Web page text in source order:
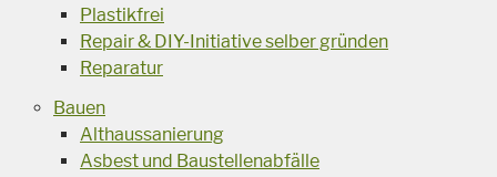
Plastikfrei
Repair & DIY-Initiative selber gründen
Reparatur
Bauen
Althaussanierung
Asbest und Baustellenabfälle